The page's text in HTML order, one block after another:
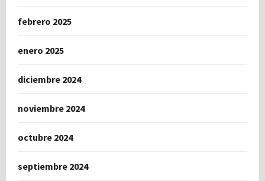
febrero 2025
enero 2025
diciembre 2024
noviembre 2024
octubre 2024
septiembre 2024